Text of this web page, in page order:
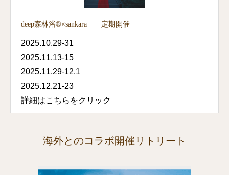
deep森林浴®×sankara 定期開催
2025.10.29-31
2025.11.13-15
2025.11.29-12.1
2025.12.21-23
詳細はこちらをクリック
海外とのコラボ開催リトリート